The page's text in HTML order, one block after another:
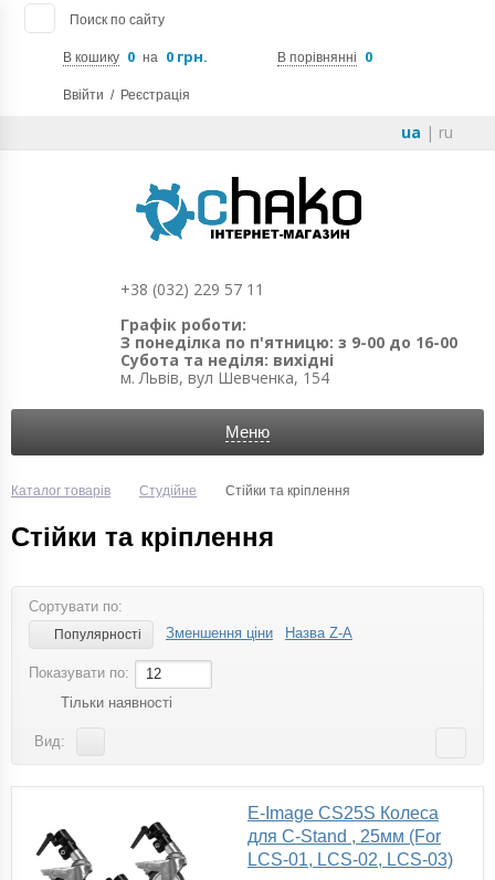
Поиск по сайту
В кошику 0 на 0 грн. В порівнянні 0
Ввійти / Реєстрація
ua | ru
+38 (032) 229 57 11
Графік роботи:
З понеділка по п'ятницю: з 9-00 до 16-00
Субота та неділя: вихідні
м. Львів, вул Шевченка, 154
Меню
Каталог товарів Студійне Стійки та кріплення
Стійки та кріплення
Сортувати по:
Популярності Зменшення ціни Назва Z-A
Показувати по:
12
Тільки наявності
Вид:
E-Image CS25S Колеса
для C-Stand , 25мм (For
LCS-01, LCS-02, LCS-03)